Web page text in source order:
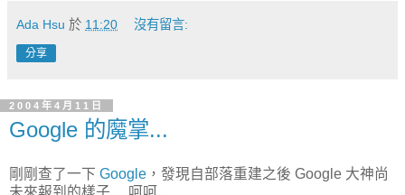
Ada Hsu 於 11:20 沒有留言:
分享
2004年4月11日
Google 的魔掌...
剛剛查了一下 Google ，發現自部落重建之後 Google 大神尚
未來報到的樣子… 呵呵...